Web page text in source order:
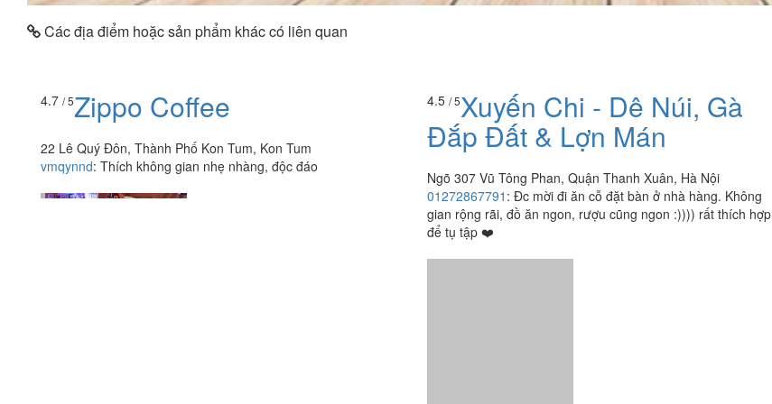
Các địa điểm hoặc sản phẩm khác có liên quan
4.7 / 5Zippo Coffee
22 Lê Quý Đôn, Thành Phố Kon Tum, Kon Tum
vmqynnd: Thích không gian nhẹ nhàng, độc đáo
4.5 / 5Xuyến Chi - Dê Núi, Gà
Đắp Đất & Lợn Mán
Ngõ 307 Vũ Tông Phan, Quận Thanh Xuân, Hà Nội
01272867791 : Đc mời đi ăn cỗ đặt bàn ở nhà hàng. Không
gian rộng rãi, đồ ăn ngon, rượu cũng ngon :)))) rất thích hợp
để tụ tập ❤️